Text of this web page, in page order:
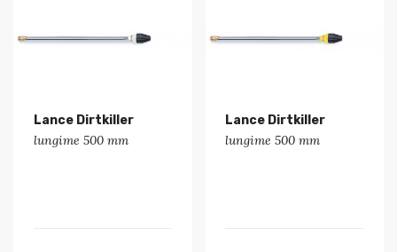
Lance Dirtkiller
lungime 500 mm
Lance Dirtkiller
lungime 500 mm